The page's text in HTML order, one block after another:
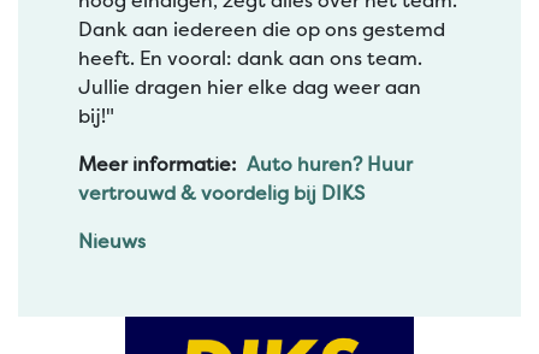
Dank aan iedereen die op ons gestemd
heeft. En vooral: dank aan ons team.
Jullie dragen hier elke dag weer aan
bij!"
Meer informatie: Auto huren? Huur
vertrouwd & voordelig bij DIKS
Nieuws